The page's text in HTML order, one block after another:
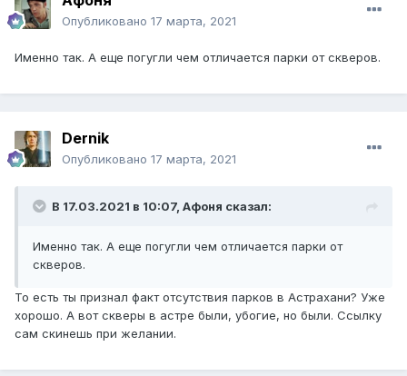
Опубликовано 17 марта, 2021
Именно так. А еще погугли чем отличается парки от скверов.
Dernik
Опубликовано 17 марта, 2021
В 17.03.2021 в 10:07, Афоня сказал:
Именно так. А еще погугли чем отличается парки от
скверов.
То есть ты признал факт отсутствия парков в Астрахани? Уже
хорошо. А вот скверы в астре были, убогие, но были. Ссылку
сам скинешь при желании.